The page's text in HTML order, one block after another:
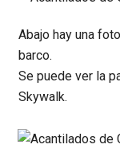
Abajo hay una
barco.
Se puede ver la
Skywalk.